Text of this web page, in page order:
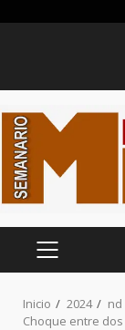
MENÚ
Inicio 2024 nd
Choque entre